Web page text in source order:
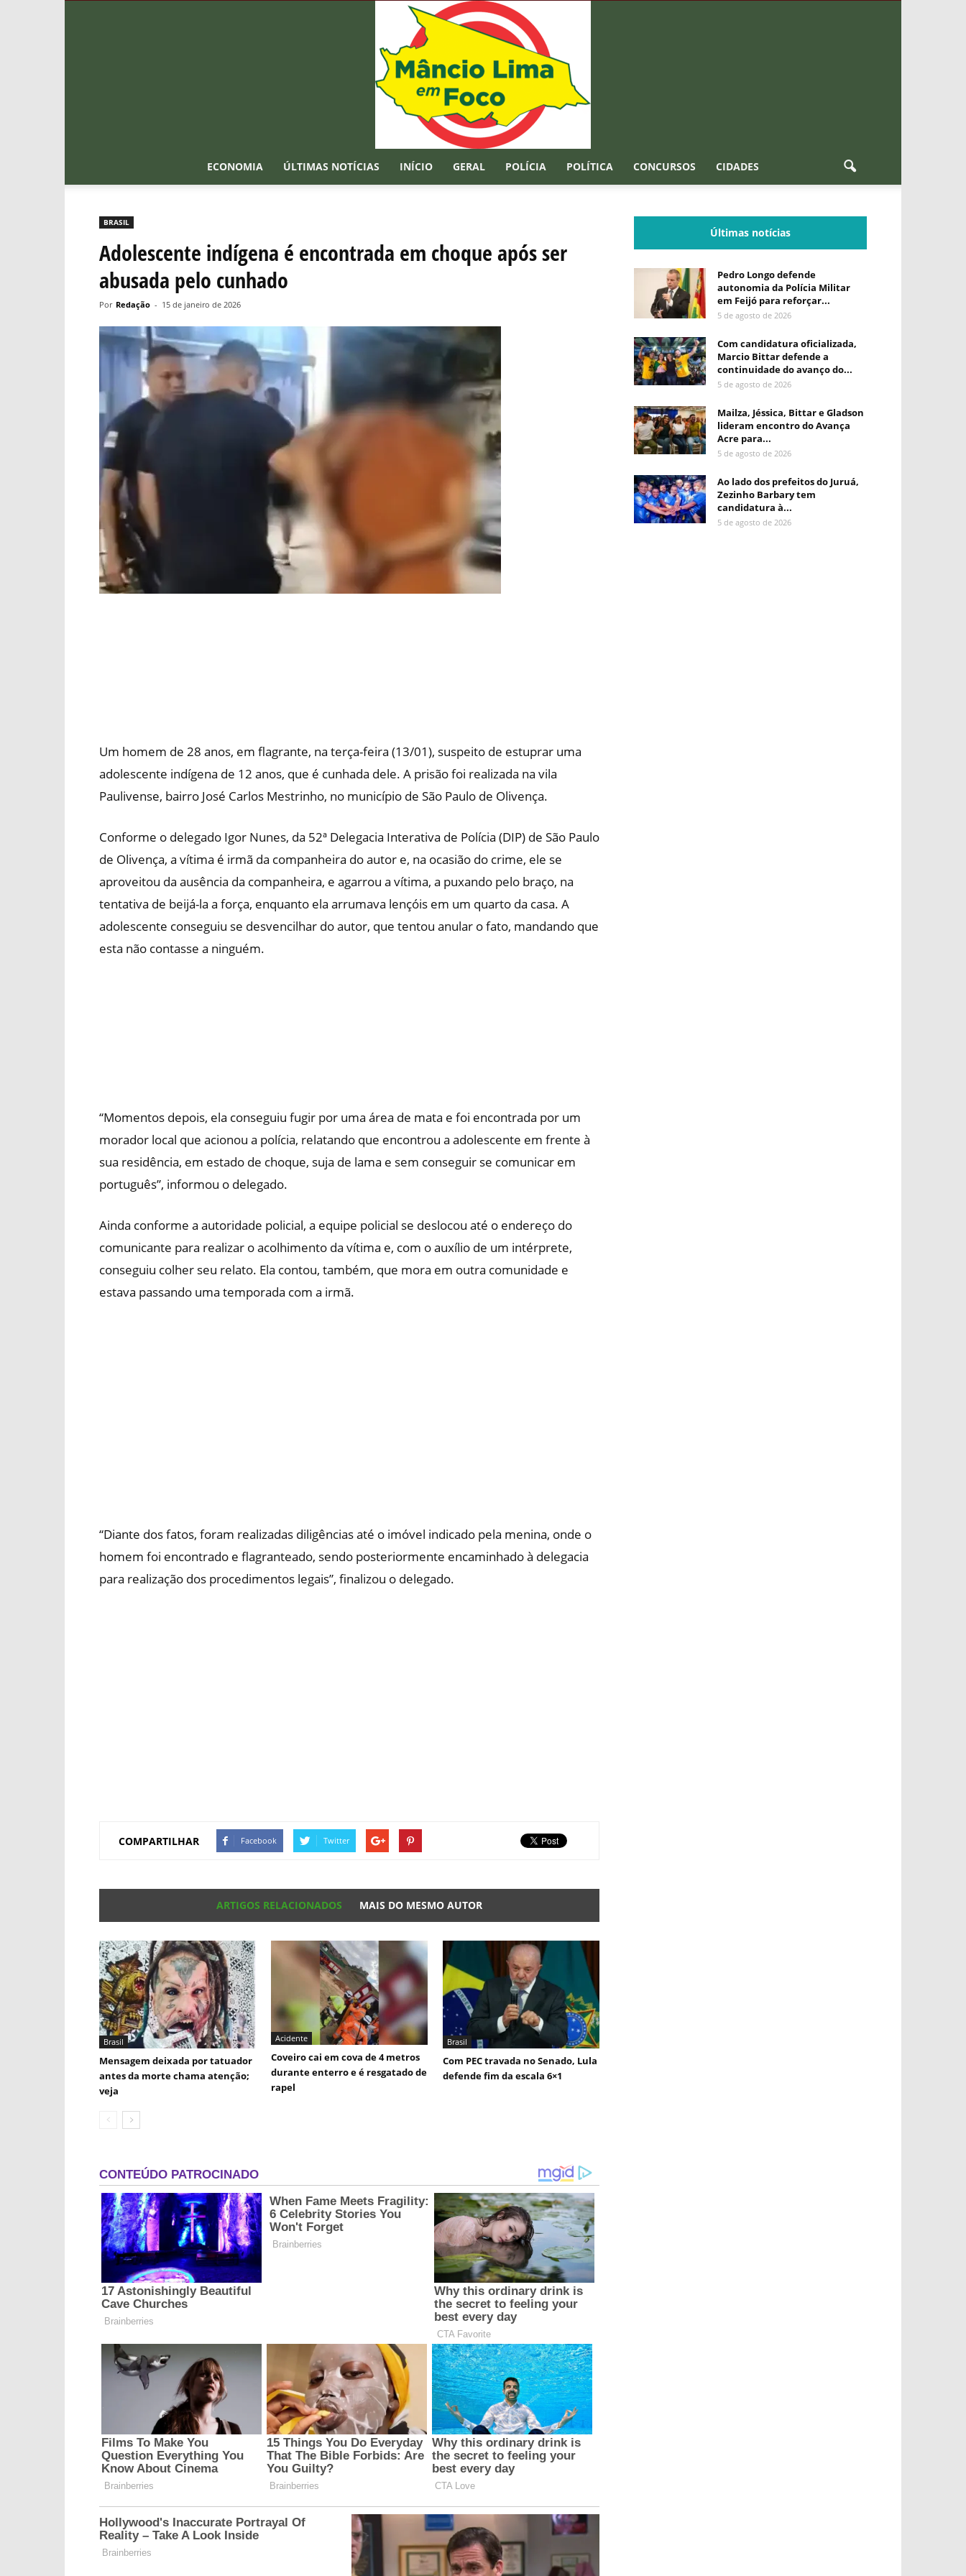
Em
Foco
ECONOMIA ÚLTIMAS NOTÍCIAS INÍCIO GERAL POLÍCIA POLÍTICA CONCURSOS CIDADES
BRASIL
Adolescente indígena é encontrada em choque após ser
abusada pelo cunhado
Por Redação - 15 de janeiro de 2026
Um homem de 28 anos, em flagrante, na terça-feira (13/01), suspeito de estuprar uma
adolescente indígena de 12 anos, que é cunhada dele. A prisão foi realizada na vila
Paulivense, bairro José Carlos Mestrinho, no município de São Paulo de Olivença.
Conforme o delegado Igor Nunes, da 52ª Delegacia Interativa de Polícia (DIP) de São Paulo
de Olivença, a vítima é irmã da companheira do autor e, na ocasião do crime, ele se
aproveitou da ausência da companheira, e agarrou a vítima, a puxando pelo braço, na
tentativa de beijá-la a força, enquanto ela arrumava lençóis em um quarto da casa. A
adolescente conseguiu se desvencilhar do autor, que tentou anular o fato, mandando que
esta não contasse a ninguém.
“Momentos depois, ela conseguiu fugir por uma área de mata e foi encontrada por um
morador local que acionou a polícia, relatando que encontrou a adolescente em frente à
sua residência, em estado de choque, suja de lama e sem conseguir se comunicar em
português”, informou o delegado.
Ainda conforme a autoridade policial, a equipe policial se deslocou até o endereço do
comunicante para realizar o acolhimento da vítima e, com o auxílio de um intérprete,
conseguiu colher seu relato. Ela contou, também, que mora em outra comunidade e
estava passando uma temporada com a irmã.
“Diante dos fatos, foram realizadas diligências até o imóvel indicado pela menina, onde o
homem foi encontrado e flagranteado, sendo posteriormente encaminhado à delegacia
para realização dos procedimentos legais”, finalizou o delegado.
COMPARTILHAR Facebook Twitter
ARTIGOS RELACIONADOS MAIS DO MESMO AUTOR
Brasil
Mensagem deixada por tatuador
antes da morte chama atenção;
veja
Acidente
Coveiro cai em cova de 4 metros
durante enterro e é resgatado de
rapel
Brasil
Com PEC travada no Senado, Lula
defende fim da escala 6×1
Últimas notícias
Pedro Longo defende
autonomia da Polícia Militar
em Feijó para reforçar...
5 de agosto de 2026
Com candidatura oficializada,
Marcio Bittar defende a
continuidade do avanço do...
5 de agosto de 2026
Mailza, Jéssica, Bittar e Gladson
lideram encontro do Avança
Acre para...
5 de agosto de 2026
Ao lado dos prefeitos do Juruá,
Zezinho Barbary tem
candidatura à...
5 de agosto de 2026